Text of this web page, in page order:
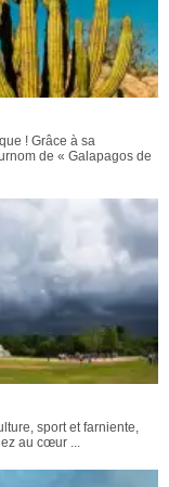
! Grâce à sa
de « Galapagos de
sport et farniente,
au cœur ...